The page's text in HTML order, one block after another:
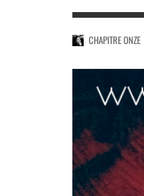
CHAPITRE ONZE